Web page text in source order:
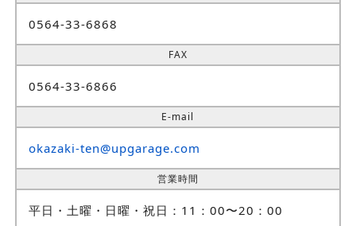
0564-33-6868
FAX
0564-33-6866
E-mail
okazaki-ten@upgarage.com
営業時間
平日・土曜・日曜・祝日：11：00〜20：00